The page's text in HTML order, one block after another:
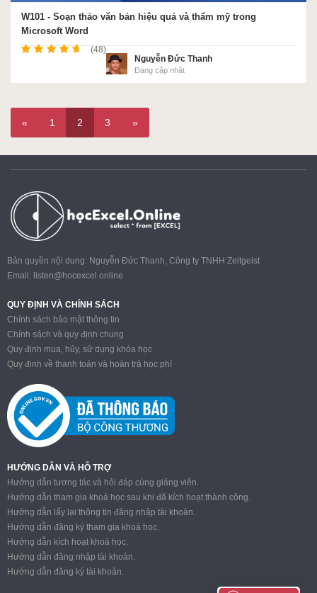
W101 - Soạn thảo văn bản hiệu quả và thẩm mỹ trong
Microsoft Word
(48)
Nguyễn Đức Thanh
Đang cập nhật
« 1 2 3 »
Bản quyền nội dung: Nguyễn Đức Thanh, Công ty TNHH Zeitgeist
Email: listen@hocexcel.online
QUY ĐỊNH VÀ CHÍNH SÁCH
Chính sách bảo mật thông tin
Chính sách và quy định chung
Quy định mua, hủy, sử dụng khóa học
Quy định về thanh toán và hoàn trả học phí
HƯỚNG DẪN VÀ HỖ TRỢ
Hướng dẫn tương tác và hỏi đáp cùng giảng viên.
Hướng dẫn tham gia khoá học sau khi đã kích hoạt thành công.
Hướng dẫn lấy lại thông tin đăng nhập tài khoản.
Hướng dẫn đăng ký tham gia khoá học.
Hướng dẫn kích hoạt khoá học.
Hướng dẫn đăng nhập tài khoản.
Hướng dẫn đăng ký tài khoản.